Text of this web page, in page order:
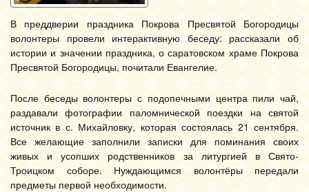
В преддверии праздника Покрова Пресвятой Богородицы
волонтеры провели интерактивную беседу: рассказали об
истории и значении праздника, о саратовском храме Покрова
Пресвятой Богородицы, почитали Евангелие.
После беседы волонтеры с подопечными центра пили чай,
раздавали фотографии паломнической поездки на святой
источник в с. Михайловку, которая состоялась 21 сентября.
Все желающие заполнили записки для поминания своих
живых и усопших родственников за литургией в Свято-
Троицком соборе. Нуждающимся волонтёры передали
предметы первой необходимости.